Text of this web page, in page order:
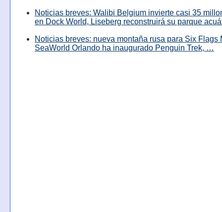
Noticias breves: Walibi Belgium invierte casi 35
en Dock World, Liseberg reconstruirá su parque
Noticias breves: nueva montaña rusa para Six Flags
SeaWorld Orlando ha inaugurado Penguin Trek, …